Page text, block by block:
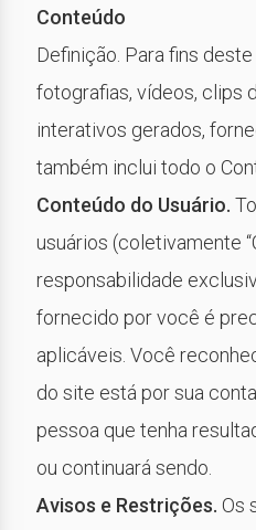
Conteúdo
Definição. Para fins
fotografias, vídeos, clips
interativos gerados,
também inclui todo o
Conteúdo do Usuário.
usuários (coletivamente
responsabilidade
fornecido por você é
aplicáveis. Você
do site está por sua
pessoa que tenha
ou continuará sendo.
Avisos e Restrições. Os